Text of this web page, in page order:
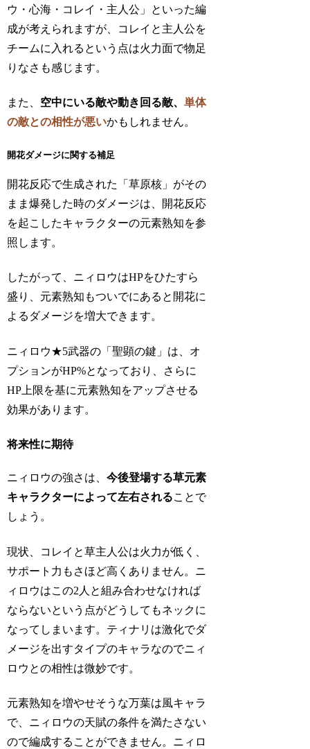
ウ・心海・コレイ・主人公」といった編
成が考えられますが、コレイと主人公を
チームに入れるという点は火力面で物足
りなさも感じます。
また、 空中にいる敵や動き回る敵、単体
の敵との相性が悪いかもしれません。
開花ダメージに関する補足
開花反応で生成された「草原核」がその
まま爆発した時のダメージは、開花反応
を起こしたキャラクターの元素熟知を参
照します。
したがって、ニィロウはHPをひたすら
盛り、元素熟知もついでにあると開花に
よるダメージを増大できます。
ニィロウ★5武器の「聖顕の鍵」は、オ
プションがHP%となっており、さらに
HP上限を基に元素熟知をアップさせる
効果があります。
将来性に期待
ニィロウの強さは、今後登場する草元素
キャラクターによって左右されることで
しょう。
現状、コレイと草主人公は火力が低く、
サポート力もさほど高くありません。ニ
ィロウはこの2人と組み合わせなければ
ならないという点がどうしてもネックに
なってしまいます。ティナリは激化でダ
メージを出すタイプのキャラなのでニィ
ロウとの相性は微妙です。
元素熟知を増やせそうな万葉は風キャラ
で、ニィロウの天賦の条件を満たさない
ので編成することができません。ニィロ